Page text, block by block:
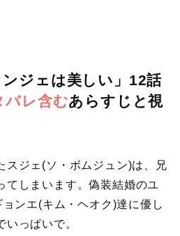
ジェは美しい」12話
バレ含むあらすじと視
スジェ(ソ・ボムジュン)は、兄
てしまいます。偽装結婚のユ
ンエ(キム・ヘオク)達に優し
いっぱいで。